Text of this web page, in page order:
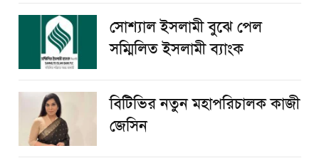
সোশ্যাল ইসলামী বুঝে পেল
সম্মিলিত ইসলামী ব্যাংক
বিটিভির নতুন মহাপরিচালক কাজী
জেসিন